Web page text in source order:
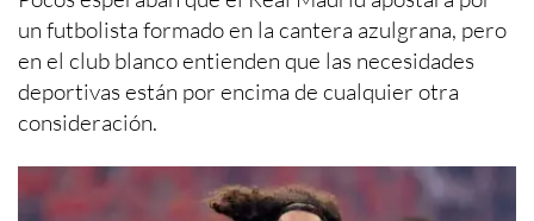
un futbolista formado en la cantera azulgrana, pero
en el club blanco entienden que las necesidades
deportivas están por encima de cualquier otra
consideración.